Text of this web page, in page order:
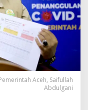
Aceh, Saifullah
Abdulgani